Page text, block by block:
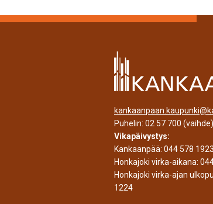
Puhelin: 02 57 700 (vaihde)
Vikapäivystys:
Kankaanpää: 044 578 1923
Honkajoki virka-aikana:
Honkajoki virka-ajan
1224